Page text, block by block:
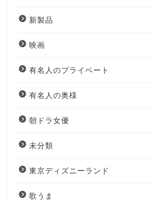
新製品
映画
有名人のプライベート
有名人の奥様
朝ドラ女優
未分類
東京ディズニーランド
歌うま